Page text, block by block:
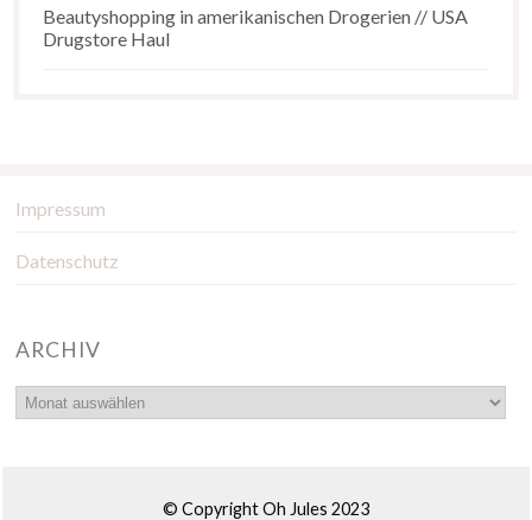
Beautyshopping in amerikanischen Drogerien // USA
Drugstore Haul
Impressum
Datenschutz
ARCHIV
© Copyright Oh Jules 2023